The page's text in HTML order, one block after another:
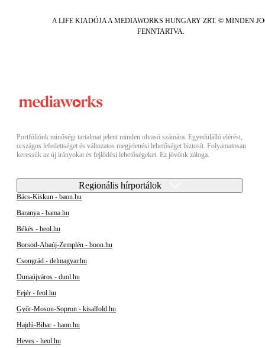
A LIFE KIADÓJA A MEDIAWORKS HUNGARY ZRT. © MINDEN
FENNTARTVA.
Portfóliónk minőségi tartalmat jelent minden olvasó számára. Egyedülálló elérést,
országos lefedettséget és változatos megjelenési lehetőséget biztosít. Folyamatosan
keressük az új irányokat és fejlődési lehetőségeket. Ez jövőnk záloga.
Regionális hírportálok
Bács-Kiskun - baon.hu
Baranya - bama.hu
Békés - beol.hu
Borsod-Abaúj-Zemplén - boon.hu
Csongrád - delmagyar.hu
Dunaújváros - duol.hu
Fejér - feol.hu
Győr-Moson-Sopron - kisalfold.hu
Hajdú-Bihar - haon.hu
Heves - heol.hu